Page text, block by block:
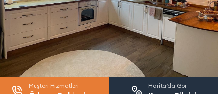
Müşteri Hizmetleri Harita’da Gör